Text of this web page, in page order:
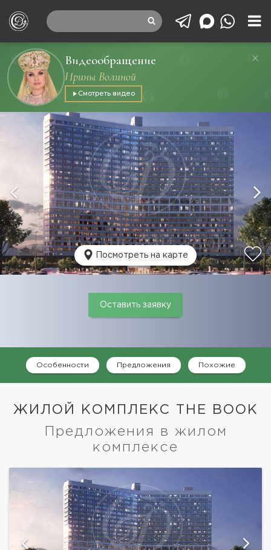
Видеообращение
Ирины Волиной
Смотреть видео
Посмотреть на карте
Оставить заявку
Особенности Предложения Похожие
ЖИЛОЙ КОМПЛЕКС THE BOOK
Предложения в жилом
комплексе